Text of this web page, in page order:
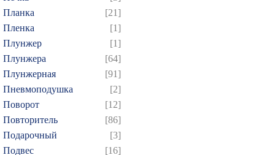
Планка
[21]
Пленка
[1]
Плунжер
[1]
Плунжера
[64]
Плунжерная
[91]
Пневмоподушка
[2]
Поворот
[12]
Повторитель
[86]
Подарочный
[3]
Подвес
[16]